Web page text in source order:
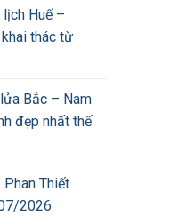
Huế –
thác từ
Bắc – Nam
đẹp nhất thế
Phan Thiết
2026